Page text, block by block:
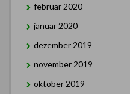
februar 2020
januar 2020
dezember 2019
november 2019
oktober 2019